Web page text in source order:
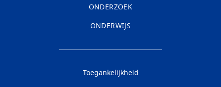
ONDERZOEK
ONDERWIJS
Toegankelijkheid